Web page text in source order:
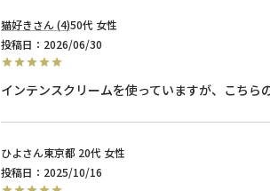
猫好き 4 50代 女性
投稿日
2026/06/30
インテンスクリームを使っていますが、こちら
ひよ 東京都 20代 女性
投稿日
2025/10/16